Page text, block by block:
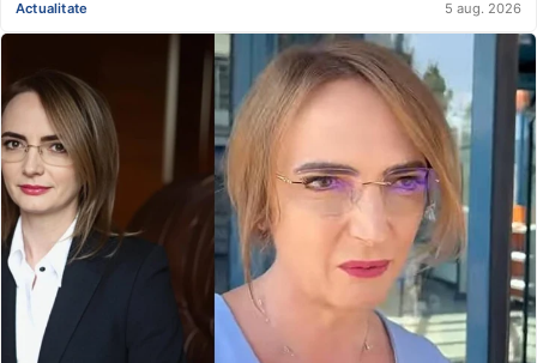
Actualitate 5 aug. 2026